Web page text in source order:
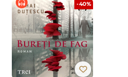
-40%